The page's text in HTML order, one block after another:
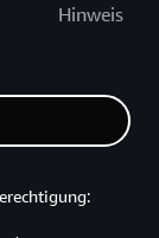
Hinweis